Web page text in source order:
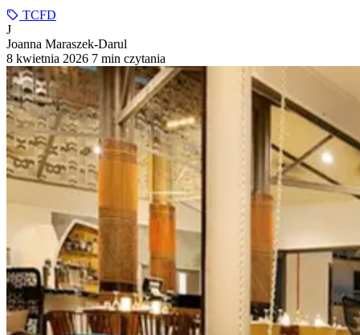
TCFD
J
Joanna Maraszek-Darul
8 kwietnia 2026 7 min czytania